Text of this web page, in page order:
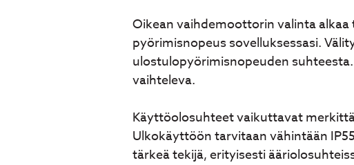
Oikean vaihdemoottorin valinta alkaa
pyörimisnopeus sovelluksessasi.
ulostulopyörimisnopeuden
vaihteleva.
Käyttöolosuhteet vaikuttavat
Ulkokäyttöön tarvitaan vähintään
tärkeä tekijä, erityisesti